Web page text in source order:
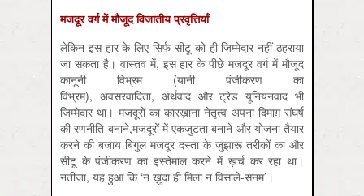
मजदूर वर्ग में मौजूद विजातीय प्रवृत्तियाँ
लेकिन इस हार के लिए सिर्फ सीटू को ही जिम्मेदार नहीं ठहराया
जा सकता है। वास्तव में, इस हार के पीछे मजदूर वर्ग में मौजूद
कानूनी विभ्रम (यानी पंजीकरण का
विभ्रम), अवसरवादिता, अर्थवाद और ट्रेड यूनियनवाद भी
जिम्मेदार था। मजदूरों का कारख़ाना नेतृत्व अपना दिमाग़ संघर्ष
की रणनीति बनाने,मजदूरों में एकजुटता बनाने और योजना तैयार
करने की बजाय बिगुल मजदूर दस्ता के जुझारू तरीकों का और
सीटू के पंजीकरण का इस्तेमाल करने में ख़र्च कर रहा था।
नतीजा, यह हुआ कि ‘न ख़ुदा ही मिला न विसाले-सनम’।